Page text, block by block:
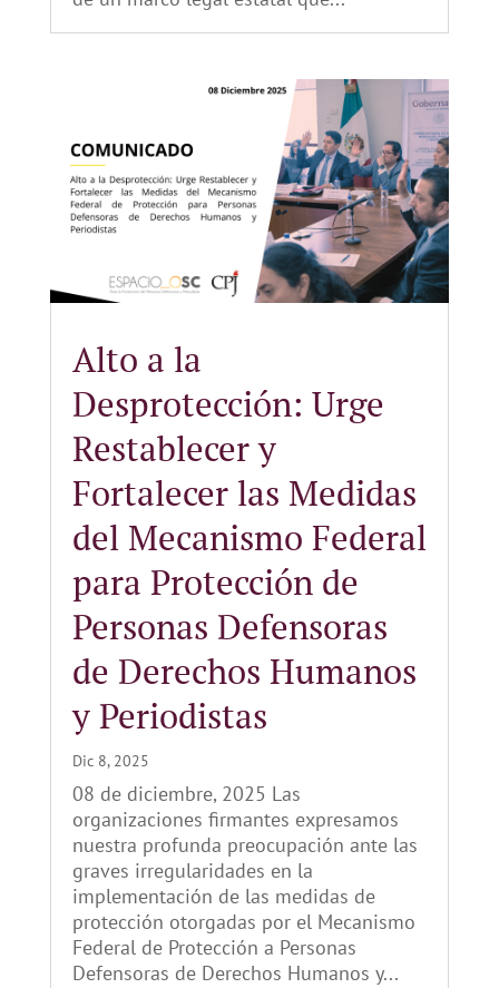
Alto a la
Desprotección: Urge
Restablecer y
Fortalecer las Medidas
del Mecanismo Federal
para Protección de
Personas Defensoras
de Derechos Humanos
y Periodistas
Dic 8, 2025
08 de diciembre, 2025 Las
organizaciones firmantes expresamos
nuestra profunda preocupación ante las
graves irregularidades en la
implementación de las medidas de
protección otorgadas por el Mecanismo
Federal de Protección a Personas
Defensoras de Derechos Humanos y...